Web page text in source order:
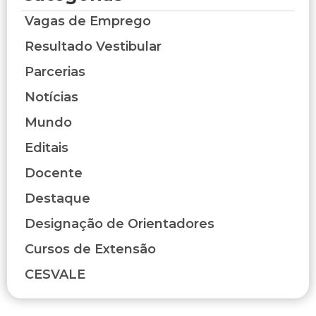
Vagas de Emprego
Resultado Vestibular
Parcerias
Notícias
Mundo
Editais
Docente
Destaque
Designação de Orientadores
Cursos de Extensão
CESVALE